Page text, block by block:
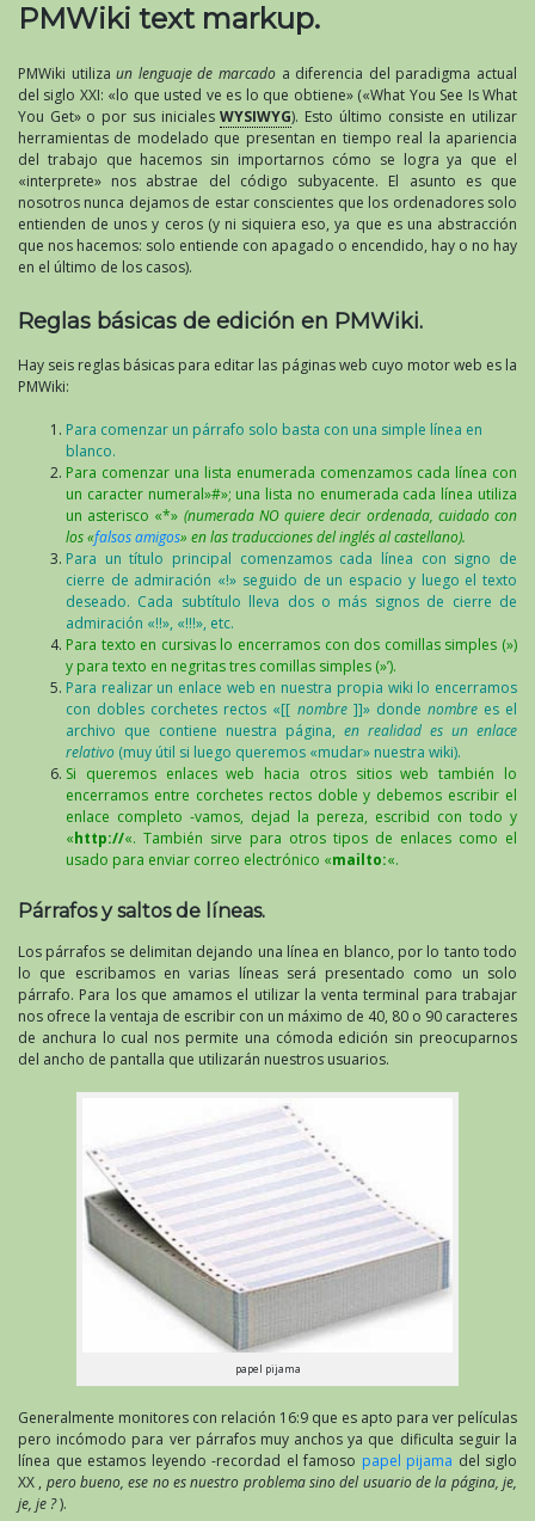
PMWiki text markup.
PMWiki utilizaun lenguaje de marcado a diferencia del paradigma actual
del siglo XXI: «lo que usted ve es lo que obtiene» («What You See Is What
You Get» o por sus inicialesWYSIWYG). Esto último consiste en utilizar
herramientas de modelado que presentan en tiempo real la apariencia
del trabajo que hacemos sin importarnos cómo se logra ya que el
«interprete» nos abstrae del código subyacente. El asunto es que
nosotros nunca dejamos de estar conscientes que los ordenadores solo
entienden de unos y ceros (y ni siquiera eso, ya que es una abstracción
que nos hacemos: solo entiende con apagado o encendido, hay o no hay
en el último de los casos).
Reglas básicas de edición en PMWiki.
Hay seis reglas básicas para editar las páginas web cuyo motor web es la
PMWiki:
Para comenzar un párrafo solo basta con una simple línea en
blanco.
Para comenzar una lista enumerada comenzamos cada línea con
un caracter numeral»#»; una lista no enumerada cada línea utiliza
un asterisco «*» (numerada NO quiere decir ordenada, cuidado con
los «falsos amigos» en las traducciones del inglés al castellano).
Para un título principal comenzamos cada línea con signo de
cierre de admiración «!» seguido de un espacio y luego el texto
deseado. Cada subtítulo lleva dos o más signos de cierre de
admiración «!!», «!!!», etc.
Para texto en cursivas lo encerramos con dos comillas simples (»)
y para texto en negritas tres comillas simples (»’).
Para realizar un enlace web en nuestra propia wiki lo encerramos
con dobles corchetes rectos «[[ nombre ]]» donde nombrees el
archivo que contiene nuestra página, en realidad es un enlace
relativo (muy útil si luego queremos «mudar» nuestra wiki).
Si queremos enlaces web hacia otros sitios web también lo
encerramos entre corchetes rectos doble y debemos escribir el
enlace completo -vamos, dejad la pereza, escribid con todo y
«http://«. También sirve para otros tipos de enlaces como el
usado para enviar correo electrónico «mailto:«.
Párrafos y saltos de líneas.
Los párrafos se delimitan dejando una línea en blanco, por lo tanto todo
lo que escribamos en varias líneas será presentado como un solo
párrafo. Para los que amamos el utilizar la venta terminal para trabajar
nos ofrece la ventaja de escribir con un máximo de 40, 80 o 90 caracteres
de anchura lo cual nos permite una cómoda edición sin preocuparnos
del ancho de pantalla que utilizarán nuestros usuarios.
papel pijama
Generalmente monitores con relación 16:9 que es apto para ver películas
pero incómodo para ver párrafos muy anchos ya que dificulta seguir la
línea que estamos leyendo -recordad el famoso papel pijama del siglo
XX , pero bueno, ese no es nuestro problema sino del usuario de la página, je,
je, je ?).